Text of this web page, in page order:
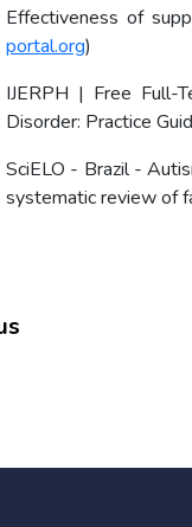
Effectiveness of
portal.org)
IJERPH | Free Full-
Disorder: Practice
SciELO - Brazil -
systematic review of